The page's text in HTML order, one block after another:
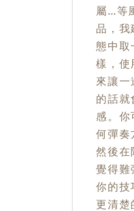
屬…等
品，我
態中取
樣，使
來讓一
的話就
感。你
何彈奏
然後在
覺得難
你的技
更清楚